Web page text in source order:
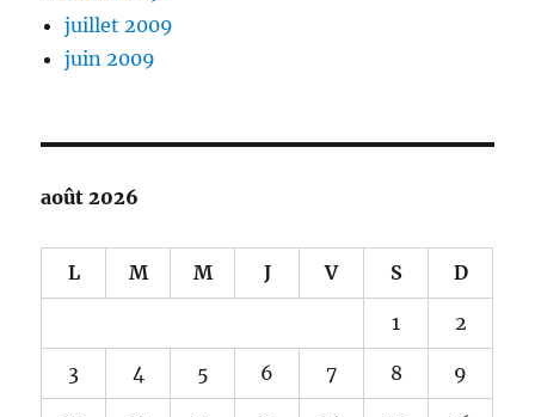
juillet 2009
juin 2009
août 2026
L M M J V S D
1 2
3 4 5 6 7 8 9